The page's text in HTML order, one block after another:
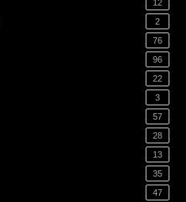
12
2
76
96
22
3
57
28
13
35
47